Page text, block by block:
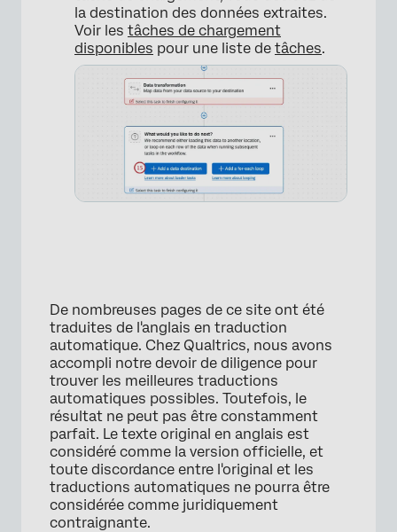
×
la destination des données extraites.
Voir les tâches de chargement
disponibles pour une liste de tâches.
De nombreuses pages de ce site ont été
traduites de l'anglais en traduction
automatique. Chez Qualtrics, nous avons
accompli notre devoir de diligence pour
trouver les meilleures traductions
automatiques possibles. Toutefois, le
résultat ne peut pas être constamment
parfait. Le texte original en anglais est
considéré comme la version officielle, et
toute discordance entre l'original et les
traductions automatiques ne pourra être
considérée comme juridiquement
contraignante.